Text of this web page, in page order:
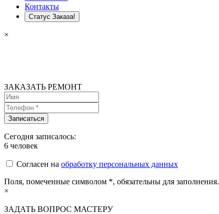
Контакты
Статус Заказа!
×
ЗАКАЗАТЬ РЕМОНТ
Сегодня записалось:
6 человек
Согласен на обработку персональных данных
Поля, помеченные символом *, обязательны для заполнения.
×
ЗАДАТЬ ВОПРОС МАСТЕРУ